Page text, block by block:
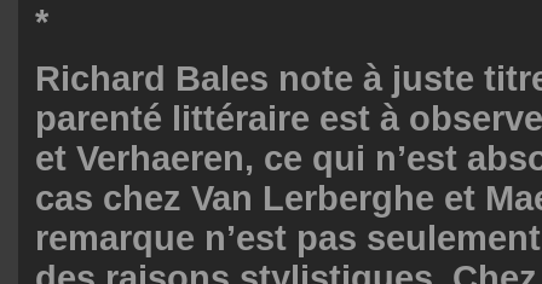
*
Richard Bales note à juste
parenté littéraire est à
et Verhaeren, ce qui n’est
cas chez Van Lerberghe et
remarque n’est pas